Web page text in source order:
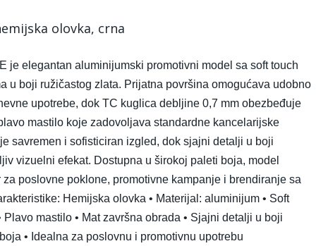
olovka, crna
je elegantan aluminijumski promotivni model sa soft touch
u boji ružičastog zlata. Prijatna površina omogućava udobno
upotrebe, dok TC kuglica debljine 0,7 mm obezbeđuje
mastilo koje zadovoljava standardne kancelarijske
savremen i sofisticiran izgled, dok sjajni detalji u boji
vizuelni efekat. Dostupna u širokoj paleti boja, model
poslovne poklone, promotivne kampanje i brendiranje sa
Hemijska olovka • Materijal: aluminijum • Soft
Plavo mastilo • Mat završna obrada • Sjajni detalji u boji
• Idealna za poslovnu i promotivnu upotrebu